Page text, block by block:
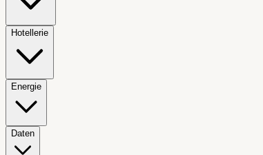
Hotellerie
Energie
Daten